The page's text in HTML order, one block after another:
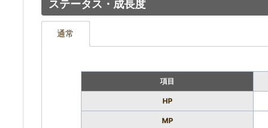
ステータス・成長度
通常
項目
HP
MP